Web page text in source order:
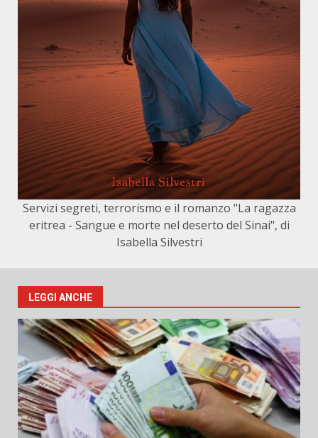
Servizi segreti, terrorismo e il romanzo "La ragazza
eritrea - Sangue e morte nel deserto del Sinai", di
Isabella Silvestri
LEGGI ANCHE